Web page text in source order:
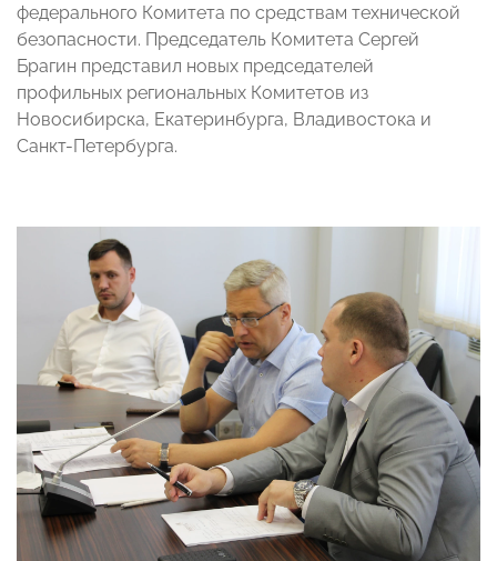
федерального Комитета по средствам технической
безопасности. Председатель Комитета Сергей
Брагин представил новых председателей
профильных региональных Комитетов из
Новосибирска, Екатеринбурга, Владивостока и
Санкт-Петербурга.